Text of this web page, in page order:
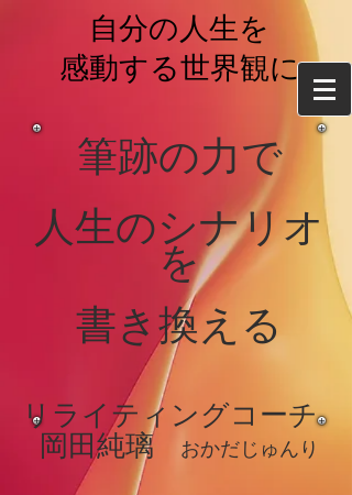
自分の人生を
感動する世界観に
筆跡の力で
​人生のシナリオ
を
書き換える
リライティングコーチ
岡 田純璃 おかだじゅ んり